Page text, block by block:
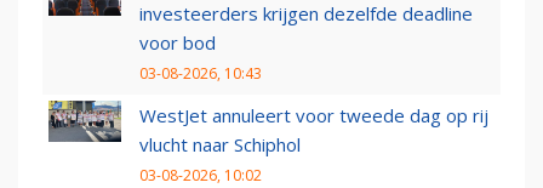
investeerders krijgen dezelfde deadline
voor bod
03-08-2026, 10:43
WestJet annuleert voor tweede dag op rij
vlucht naar Schiphol
03-08-2026, 10:02